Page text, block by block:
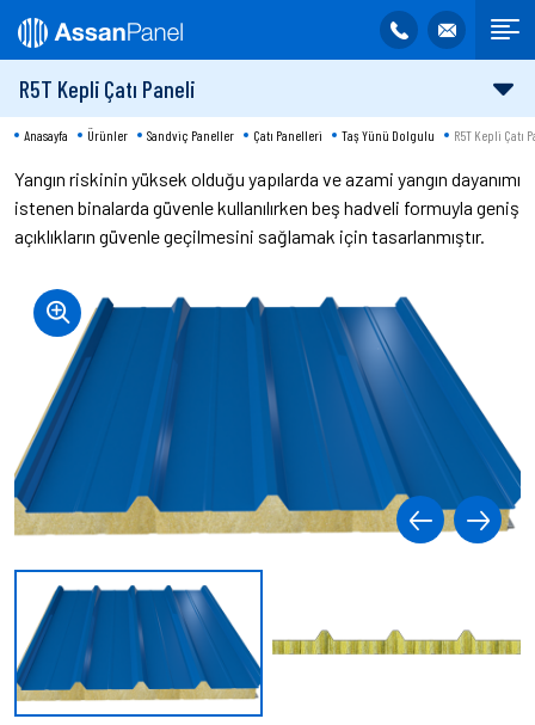
R5T Kepli Çatı Paneli
Anasayfa Ürünler Sandviç Paneller Çatı Panelleri Taş Yünü Dolgulu R5T Kepli Çatı
Yangın riskinin yüksek olduğu yapılarda ve azami yangın dayanımı
istenen binalarda güvenle kullanılırken beş hadveli formuyla geniş
açıklıkların güvenle geçilmesini sağlamak için tasarlanmıştır.